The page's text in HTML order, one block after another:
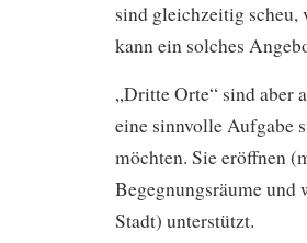
sind gleichzeitig scheu,
kann ein solches
„Dritte Orte“ sind aber
eine sinnvolle Aufgabe
möchten. Sie eröffnen
Begegnungsräume und
Stadt) unterstützt.